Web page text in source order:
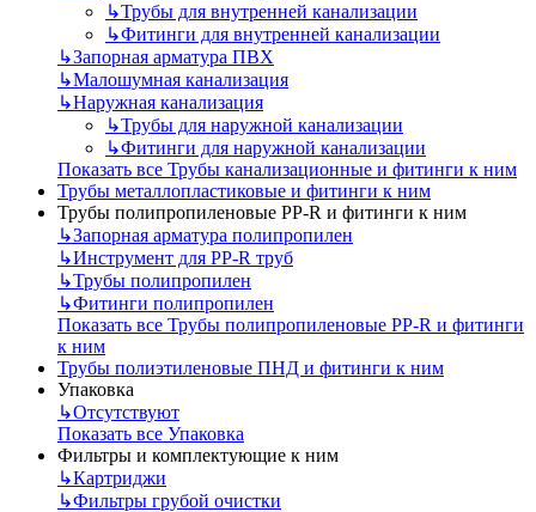
↳Трубы для внутренней канализации
↳Фитинги для внутренней канализации
↳Запорная арматура ПВХ
↳Малошумная канализация
↳Наружная канализация
↳Трубы для наружной канализации
↳Фитинги для наружной канализации
Показать все Трубы канализационные и фитинги к ним
Трубы металлопластиковые и фитинги к ним
Трубы полипропиленовые PP-R и фитинги к ним
↳Запорная арматура полипропилен
↳Инструмент для PP-R труб
↳Трубы полипропилен
↳Фитинги полипропилен
Показать все Трубы полипропиленовые PP-R и фитинги
к ним
Трубы полиэтиленовые ПНД и фитинги к ним
Упаковка
↳Отсутствуют
Показать все Упаковка
Фильтры и комплектующие к ним
↳Картриджи
↳Фильтры грубой очистки